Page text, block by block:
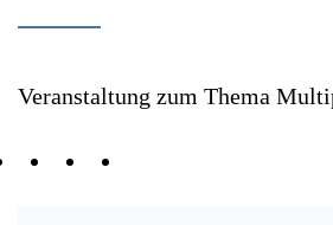
Veranstaltung zum Thema